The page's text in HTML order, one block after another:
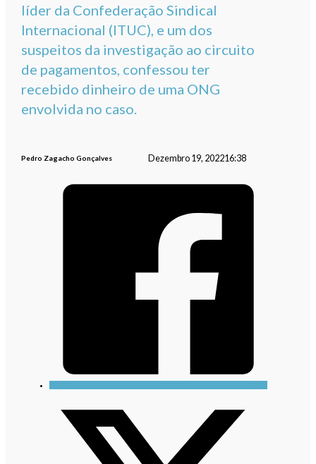
líder da Confederação Sindical
Internacional (ITUC), e um dos
suspeitos da investigação ao circuito
de pagamentos, confessou ter
recebido dinheiro de uma ONG
envolvida no caso.
Pedro Zagacho Gonçalves Dezembro 19, 202216:38